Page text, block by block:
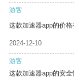
游客
这款加速器app的价
2024-12-10
游客
这款加速器app的安